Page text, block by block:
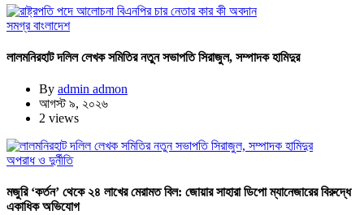
সমগ্র বাংলাদেশ
লালমনিরহাট দলিল লেখক সমিতির নতুন সভাপতি সিরাজুল, সম্পাদক হামিদুর
By admin admon
আগস্ট ৯, ২০২৬
2 views
অপরাধ ও দুর্নীতি
মজুরি ‘কর্তন’ থেকে ২৪ লাখের মেরামত বিল: জোয়ার সাহারা ডিপো ম্যানেজারের বিরুদ্ধে
একাধিক অভিযোগ